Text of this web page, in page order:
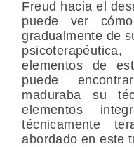
Freud hacia el
puede ver
gradualmente de
elementos de
puede
maduraba su
elementos
técnicamente
abordado en este